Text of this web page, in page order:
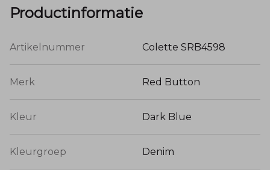
Productinformatie
Artikelnummer Colette SRB4598
Merk Red Button
Kleur Dark Blue
Kleurgroep Denim